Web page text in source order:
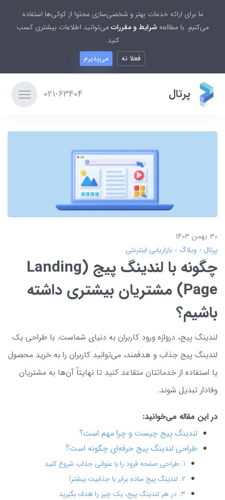
ما برای ارائه خدمات بهتر و شخصی‌سازی محتوا از کوکی‌ها استفاده
می‌کنیم. با مطالعه شرایط و مقررات می‌توانید اطلاعات بیشتری کسب
کنید.
فعلا نه
می‌پذیرم
پرتال 021-63404
30 بهمن 1403
پرتال وبلاگ بازاریابی اینترنتی
چگونه با لندینگ پیج (Landing
Page) مشتریان بیشتری داشته
باشیم؟
لندینگ پیج، دروازه ورود کاربران به دنیای شماست. با طراحی یک
لندینگ پیج جذاب و هدفمند، می‌توانید کاربران را به خرید محصول
یا استفاده از خدماتتان متقاعد کنید تا نهایتاً آن‌ها به مشتریان
وفادار تبدیل شوند.
در این مقاله می‌خوانید:
لندینگ پیج چیست و چرا مهم است؟
طراحی لندینگ پیج حرفه‌ای چگونه است؟
1. طراحی صفحه فرود را با عنوانی جذاب شروع کنید
2. لندینگ پیج ساده برابر با جذابیت بیشتر!
3. در هر لندینگ پیج، یک چیز را هدف بگیرید